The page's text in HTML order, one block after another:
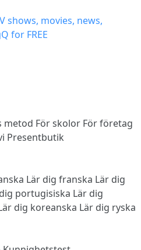
metod För skolor För företag
Presentbutik
Lär dig franska Lär dig
portugisiska Lär dig
dig koreanska Lär dig ryska